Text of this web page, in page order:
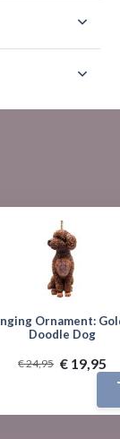
Ornament:
Doodle Dog
€ 24,95 € 19,95